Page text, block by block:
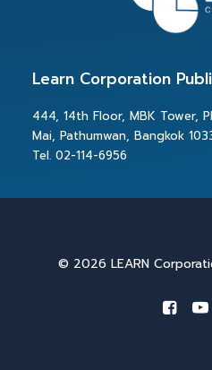
Learn Corporation
444, 14th Floor, MBK Tower,
Mai, Pathumwan, Bangkok
Tel. 02-114-6956
© 2026 LEARN